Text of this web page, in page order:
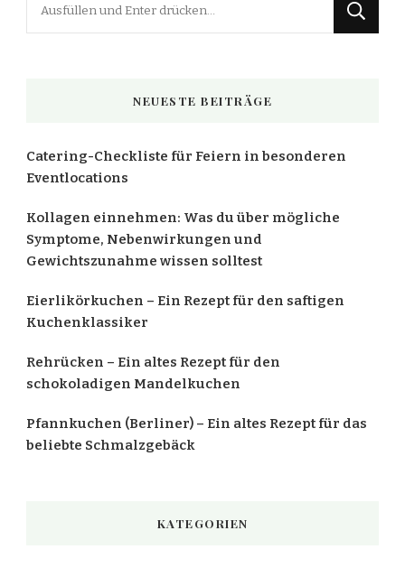
NEUESTE BEITRÄGE
Catering-Checkliste für Feiern in besonderen
Eventlocations
Kollagen einnehmen: Was du über mögliche
Symptome, Nebenwirkungen und
Gewichtszunahme wissen solltest
Eierlikörkuchen – Ein Rezept für den saftigen
Kuchenklassiker
Rehrücken – Ein altes Rezept für den
schokoladigen Mandelkuchen
Pfannkuchen (Berliner) – Ein altes Rezept für das
beliebte Schmalzgebäck
KATEGORIEN